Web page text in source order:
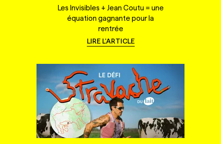
Les Invisibles + Jean Coutu = une
équation gagnante pour la
rentrée
LIRE L'ARTICLE